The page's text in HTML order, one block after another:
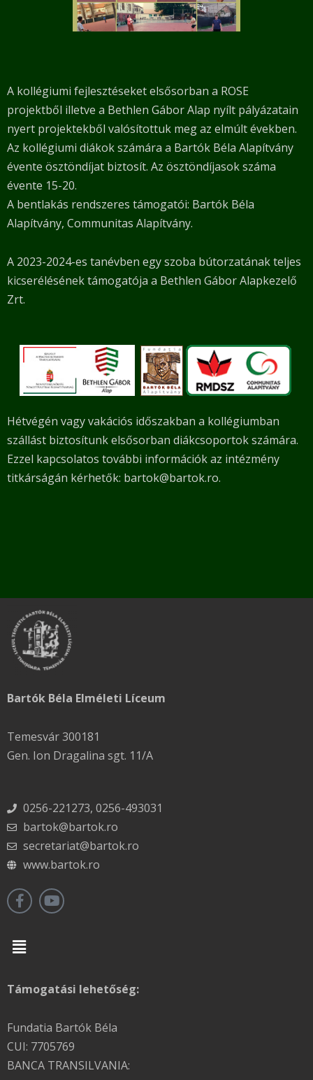
A kollégiumi fejlesztéseket elsősorban a ROSE
projektből illetve a Bethlen Gábor Alap nyílt pályázatain
nyert projektekből valósítottuk meg az elmúlt években.
Az kollégiumi diákok számára a Bartók Béla Alapítvány
évente ösztöndíjat biztosít. Az ösztöndíjasok száma
évente 15-20.
A bentlakás rendszeres támogatói: Bartók Béla
Alapítvány, Communitas Alapítvány.
A 2023-2024-es tanévben egy szoba bútorzatának teljes
kicserélésének támogatója a Bethlen Gábor Alapkezelő
Zrt.
Hétvégén vagy vakációs időszakban a kollégiumban
szállást biztosítunk elsősorban diákcsoportok számára.
Ezzel kapcsolatos további információk az intézmény
titkárságán kérhetők: bartok@bartok.ro.
Bartók Béla Elméleti Líceum
Temesvár 300181
Gen. Ion Dragalina sgt. 11/A
0256-221273, 0256-493031
bartok@bartok.ro
secretariat@bartok.ro
www.bartok.ro
Menu
Támogatási lehetőség:
Fundatia Bartók Béla
CUI: 7705769
BANCA TRANSILVANIA: